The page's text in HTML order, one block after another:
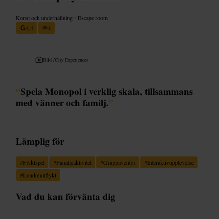
Konst och underhållning • Escape room
4,4
4
Bild /City Experiences
“Spela Monopol i verklig skala, tillsammans
med vänner och familj.”
Lämplig för
#Flyktspel #Familjeaktivitet #Gruppäventyr #Interaktivupplevelse
#Londonutflykt
Vad du kan förvänta dig